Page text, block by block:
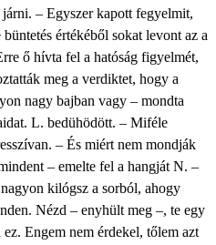
– Egyszer kapott fegyelmit,
értékéből sokat levont az a
ő hívta fel a hatóság figyelmét,
meg a verdiktet, hogy a
nagy bajban vagy – mondta
L. bedühödött. – Miféle
– És miért nem mondják
– emelte fel a hangját N. –
kilógsz a sorból, ahogy
Nézd – enyhült meg –, te egy
Engem nem érdekel, tőlem azt